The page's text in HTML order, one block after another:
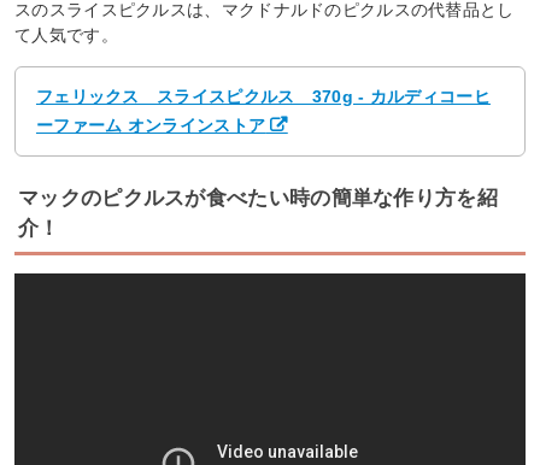
スのスライスピクルスは、マクドナルドのピクルスの代替品とし
て人気です。
フェリックス スライスピクルス 370g - カルディコーヒ
ーファーム オンラインストア
マックのピクルスが食べたい時の簡単な作り方を紹
介！